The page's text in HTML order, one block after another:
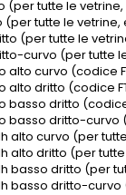
tutte le
tutte le vetrine,
tutte le
(per tutte le
curvo (codice
dritto (codice
dritto (codice
dritto-curvo
curvo (per
dritto (per
dritto (per
basso dritto-